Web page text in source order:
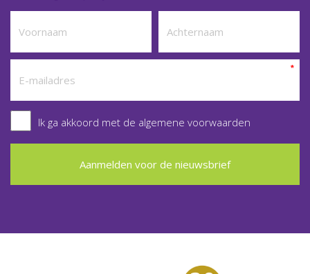
Ik ga akkoord met de algemene voorwaarden
Aanmelden voor de nieuwsbrief